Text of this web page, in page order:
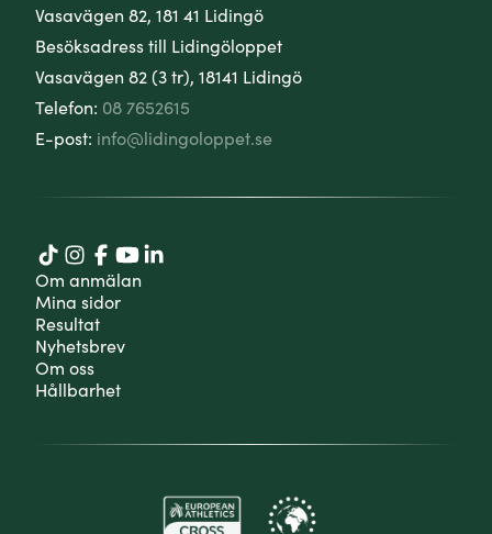
Vasavägen 82, 181 41 Lidingö
Besöksadress till Lidingöloppet
Vasavägen 82 (3 tr), 18141 Lidingö
Telefon: 08 7652615
E-post: info@lidingoloppet.se
Om anmälan
Mina sidor
Resultat
Nyhetsbrev
Om oss
Hållbarhet